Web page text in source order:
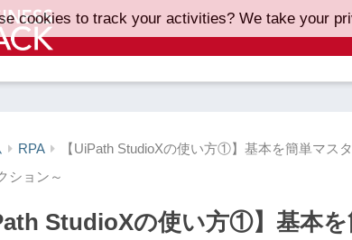
RPA
【UiPath StudioXの使い方①】基本を簡単マス
ション～
StudioXの使い方①】基本
cookies to track your activities? We take your